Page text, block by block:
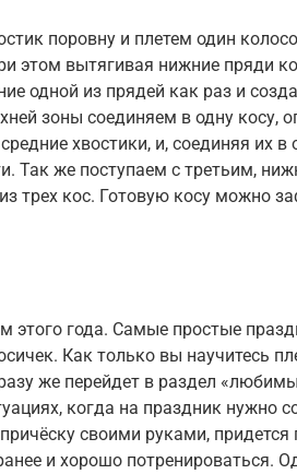
поровну и плетем один
этом вытягивая нижние пряди
одной из прядей как раз и
зоны соединяем в одну косу,
хвостики, и, соединяя их в
Так же поступаем с третьим,
трех кос. Готовую косу можно
этого года. Самые простые
Как только вы научитесь
же перейдет в раздел
когда на праздник нужно
своими руками, придется
и хорошо потренироваться.